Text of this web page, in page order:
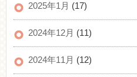
2025年1月 (17)
2024年12月 (11)
2024年11月 (12)